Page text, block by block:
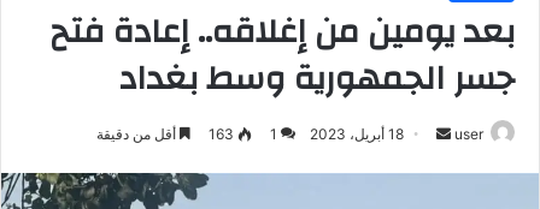
بعد يومين من إغلاقه.. إعادة فتح
جسر الجمهورية وسط بغداد
user
أرسل 18 أبريل، 2023 1
163 أقل من دقيقة